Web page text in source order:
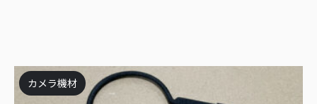
カメラ機材